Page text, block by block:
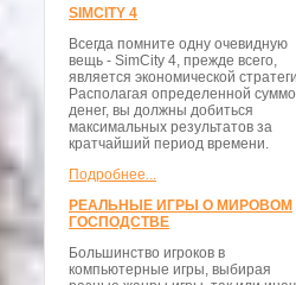
SIMCITY 4
Всегда помните одну очевидную
вещь - SimCity 4, прежде всего,
является экономической
Располагая определенной
денег, вы должны добиться
максимальных результатов за
кратчайший период времени.
Подробнее...
РЕАЛЬНЫЕ ИГРЫ О МИРОВОМ
ГОСПОДСТВЕ
Большинство игроков в
компьютерные игры, выбирая